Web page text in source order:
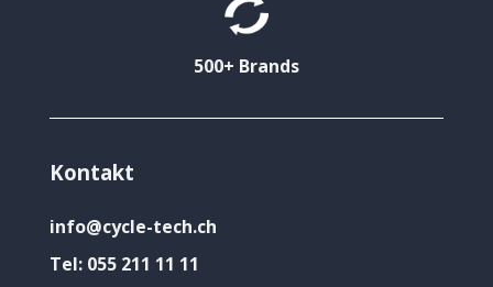
500+ Brands
Kontakt
info@cycle-tech.ch
Tel: 055 211 11 11